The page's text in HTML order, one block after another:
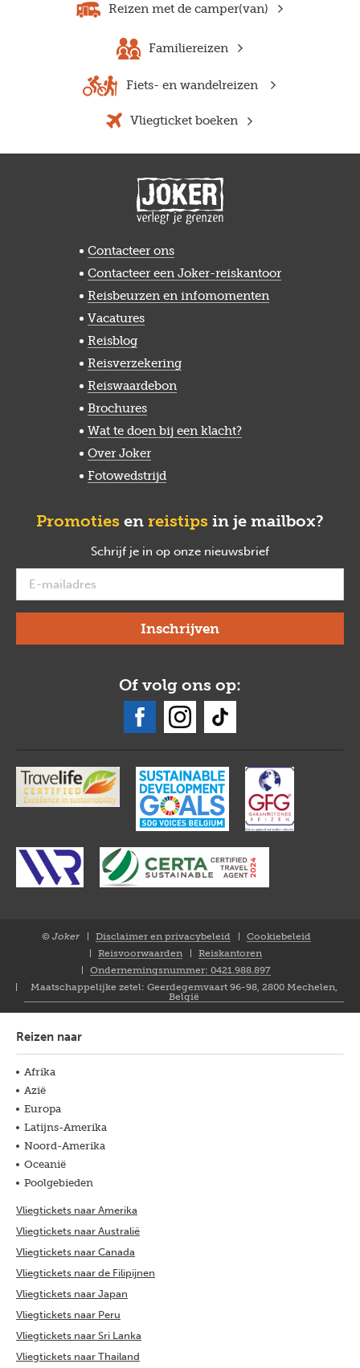
Reizen met de camper(van)
Familiereizen
Fiets- en wandelreizen
Vliegticket boeken
Contacteer ons
Contacteer een Joker-reiskantoor
Reisbeurzen en infomomenten
Vacatures
Reisblog
Reisverzekering
Reiswaardebon
Brochures
Wat te doen bij een klacht?
Over Joker
Fotowedstrijd
Promoties en reistips in je mailbox?
Schrijf je in op onze nieuwsbrief
Of volg ons op:
© Joker
Disclaimer en privacybeleid
Cookiebeleid
Reisvoorwaarden
Reiskantoren
Ondernemingsnummer: 0421.988.897
Maatschappelijke zetel: Geerdegemvaart 96-98, 2800 Mechelen,
België
Reizen naar
Afrika
Azië
Europa
Latijns-Amerika
Noord-Amerika
Oceanië
Poolgebieden
Vliegtickets naar Amerika
Vliegtickets naar Australië
Vliegtickets naar Canada
Vliegtickets naar de Filipijnen
Vliegtickets naar Japan
Vliegtickets naar Peru
Vliegtickets naar Sri Lanka
Vliegtickets naar Thailand